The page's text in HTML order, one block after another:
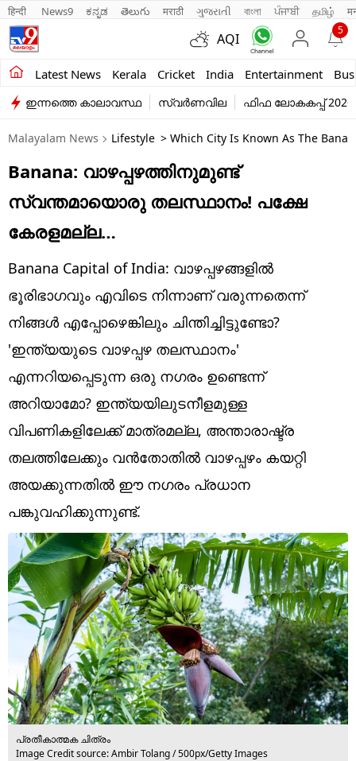
हिन्दी News9 ಕನ್ನಡ తెలుగు मराठी ગુજરાતી বাংলা ਪੰਜਾਬੀ தமிழ்
AQI
5
Latest News Kerala Cricket India Entertainment
Kerala
India
Entertainment
Business
Education
Lifestyle
world
Technology
Religion
Web Story
Short Videos
ഇന്നത്തെ കാലാവസ്ഥ സ്വർണവില ഫിഫ ലോകകപ്പ് 2026
Malayalam News Lifestyle > Which City Is Known As The
Banana: വാഴപ്പഴത്തിനുമുണ്ട്
സ്വന്തമായൊരു തലസ്ഥാനം! പക്ഷേ
കേരളമല്ല…
Banana Capital of India: വാഴപ്പഴങ്ങളിൽ
ഭൂരിഭാഗവും എവിടെ നിന്നാണ് വരുന്നതെന്ന്
നിങ്ങൾ എപ്പോഴെങ്കിലും ചിന്തിച്ചിട്ടുണ്ടോ?
'ഇന്ത്യയുടെ വാഴപ്പഴ തലസ്ഥാനം'
എന്നറിയപ്പെടുന്ന ഒരു നഗരം ഉണ്ടെന്ന്
അറിയാമോ? ഇന്ത്യയിലുടനീളമുള്ള
വിപണികളിലേക്ക് മാത്രമല്ല, അന്താരാഷ്ട്ര
തലത്തിലേക്കും വൻതോതിൽ വാഴപ്പഴം കയറ്റി
അയക്കുന്നതിൽ ഈ നഗരം പ്രധാന
പങ്കുവഹിക്കുന്നുണ്ട്.
പ്രതീകാത്മക ചിത്രം
Image Credit source: Ambir Tolang / 500px/Getty Images